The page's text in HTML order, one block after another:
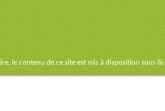
le contenu de ce site est mis à disposition sous